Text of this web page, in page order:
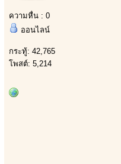
ความหื่น : 0
ออนไลน์
กระทู้: 42,765
โพสต์: 5,214